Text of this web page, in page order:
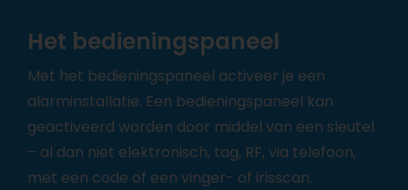
Het bedieningspaneel
Met het bedieningspaneel activeer je een
alarminstallatie. Een bedieningspaneel kan
geactiveerd worden door middel van een sleutel
– al dan niet elektronisch, tag, RF, via telefoon,
met een code of een vinger- of irisscan.